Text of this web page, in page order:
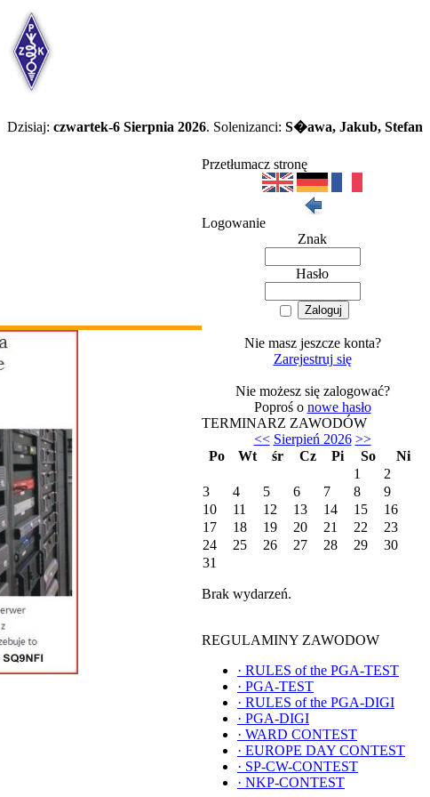
Dzisiaj: czwartek-6 Sierpnia 2026. Solenizanci: S�awa, Jakub, Stefan
Przetłumacz stronę
Logowanie
Znak
Hasło
Nie masz jeszcze konta?
Zarejestruj się
Nie możesz się zalogować?
Poproś o nowe hasło
TERMINARZ ZAWODÓW
<< Sierpień 2026 >>
Po
Wt śr Cz Pi So
Ni
1
2
3
4 5 6 7 8
9
10
11 12 13 14 15
16
17
18 19 20 21 22
23
24
25 26 27 28 29
30
31
Brak wydarzeń.
REGULAMINY ZAWODOW
· RULES of the PGA-TEST
· PGA-TEST
· RULES of the PGA-DIGI
· PGA-DIGI
· WARD CONTEST
· EUROPE DAY CONTEST
· SP-CW-CONTEST
· NKP-CONTEST